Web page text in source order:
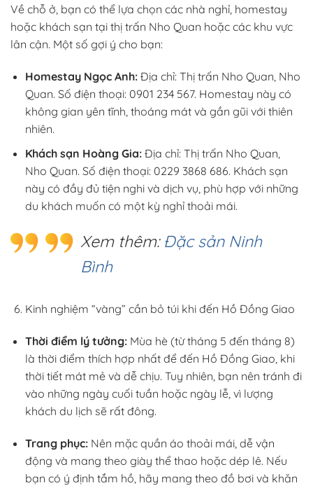
Về chỗ ở, bạn có thể lựa chọn các nhà nghỉ, homestay
hoặc khách sạn tại thị trấn Nho Quan hoặc các khu vực
lân cận. Một số gợi ý cho bạn:
Homestay Ngọc Anh:Địa chỉ: Thị trấn Nho Quan, Nho
Quan. Số điện thoại: 0901 234 567. Homestay này có
không gian yên tĩnh, thoáng mát và gần gũi với thiên
nhiên.
Khách sạn Hoàng Gia:Địa chỉ: Thị trấn Nho Quan,
Nho Quan. Số điện thoại: 0229 3868 686. Khách sạn
này có đầy đủ tiện nghi và dịch vụ, phù hợp với những
du khách muốn có một kỳ nghỉ thoải mái.
Xem thêm: Đặc sản Ninh
Bình
Kinh nghiệm “vàng” cần bỏ túi khi đến Hồ Đồng Giao
Thời điểm lý tưởng:Mùa hè (từ tháng 5 đến tháng 8)
là thời điểm thích hợp nhất để đến Hồ Đồng Giao, khi
thời tiết mát mẻ và dễ chịu. Tuy nhiên, bạn nên tránh đi
vào những ngày cuối tuần hoặc ngày lễ, vì lượng
khách du lịch sẽ rất đông.
Trang phục:Nên mặc quần áo thoải mái, dễ vận
động và mang theo giày thể thao hoặc dép lê. Nếu
bạn có ý định tắm hồ, hãy mang theo đồ bơi và khăn